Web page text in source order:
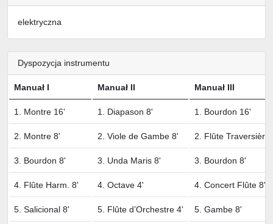
elektryczna
Dyspozycja instrumentu
Manuał I Manuał II Manuał III
1. Montre 16' 1. Diapason 8' 1. Bourdon 16'
2. Montre 8' 2. Viole de Gambe 8' 2. Flûte Traversière
3. Bourdon 8' 3. Unda Maris 8' 3. Bourdon 8'
4. Flûte Harm. 8' 4. Octave 4' 4. Concert Flûte 8'
5. Salicional 8' 5. Flûte d’Orchestre 4' 5. Gambe 8'